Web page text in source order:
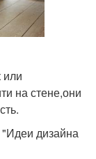
на стене,они
"Идеи дизайна